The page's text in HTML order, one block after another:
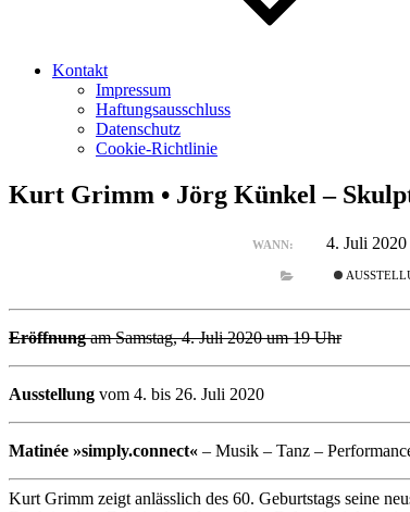
Kontakt
Impressum
Haftungsausschluss
Datenschutz
Cookie-Richtlinie
Kurt Grimm • Jörg Künkel –
WANN: 4. Juli
Eröffnungam Samstag, 4. Juli 2020 um 19 Uhr
Ausstellung vom 4. bis 26. Juli 2020
Matinée »simply.connect« – Musik – Tanz –
Kurt Grimm zeigt anlässlich des 60. Geburtstags seine